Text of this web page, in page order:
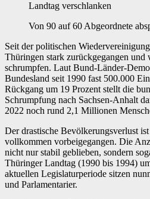
Landtag verschlanken
Von 90 auf 60 Abgeordnete
Seit der politischen
Thüringen stark zurückgegangen
schrumpfen. Laut Bund-Länder-
Bundesland seit 1990 fast 500.000
Rückgang um 19 Prozent stellt die
Schrumpfung nach Sachsen-Anhalt
2022 noch rund 2,1 Millionen
Der drastische Bevölkerungsverlust
vollkommen vorbeigegangen. Die
nicht nur stabil geblieben, sondern
Thüringer Landtag (1990 bis 1994)
aktuellen Legislaturperiode sitzen
und Parlamentarier.